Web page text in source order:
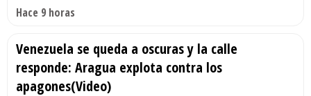
Hace 9 horas
Venezuela se queda a oscuras y la calle
responde: Aragua explota contra los
apagones(Video)